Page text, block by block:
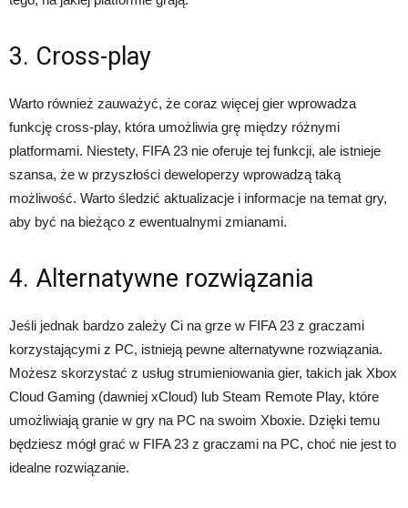
3. Cross-play
Warto również zauważyć, że coraz więcej gier wprowadza
funkcję cross-play, która umożliwia grę między różnymi
platformami. Niestety, FIFA 23 nie oferuje tej funkcji, ale istnieje
szansa, że w przyszłości deweloperzy wprowadzą taką
możliwość. Warto śledzić aktualizacje i informacje na temat gry,
aby być na bieżąco z ewentualnymi zmianami.
4. Alternatywne rozwiązania
Jeśli jednak bardzo zależy Ci na grze w FIFA 23 z graczami
korzystającymi z PC, istnieją pewne alternatywne rozwiązania.
Możesz skorzystać z usług strumieniowania gier, takich jak Xbox
Cloud Gaming (dawniej xCloud) lub Steam Remote Play, które
umożliwiają granie w gry na PC na swoim Xboxie. Dzięki temu
będziesz mógł grać w FIFA 23 z graczami na PC, choć nie jest to
idealne rozwiązanie.